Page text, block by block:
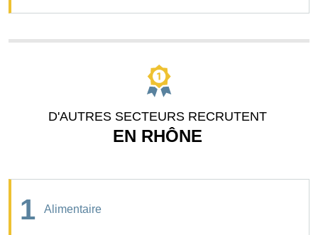
D'AUTRES SECTEURS RECRUTENT
EN RHÔNE
1 Alimentaire